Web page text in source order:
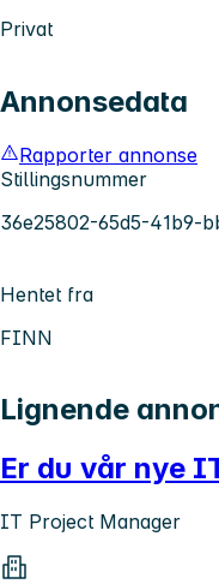
Privat
Annonsedata
Rapporter annonse
Stillingsnummer
36e25802-65d5-41b9-
Hentet fra
FINN
Lignende
Er du vår nye
IT Project Manager